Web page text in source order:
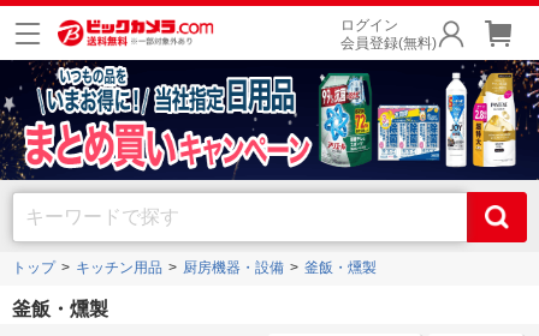
ログイン
会員登録(無料)
トップ キッチン用品 厨房機器・設備 釜飯・燻製
釜飯・燻製